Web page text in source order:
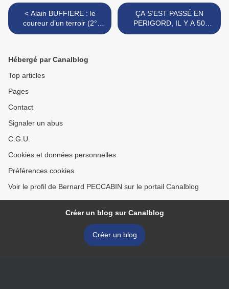
< Alain BUFFIERE : le
coureur d’un terroir (2°
partie)
ÇA S’EST PASSÉ EN
PERIGORD, IL Y A 50
ANS...semaine du 15 au 21
Hébergé par Canalblog
Top articles
Pages
Contact
Signaler un abus
C.G.U.
Cookies et données personnelles
Préférences cookies
Voir le profil de Bernard PECCABIN sur le portail Canalblog
Créer un blog sur Canalblog
Créer un blog